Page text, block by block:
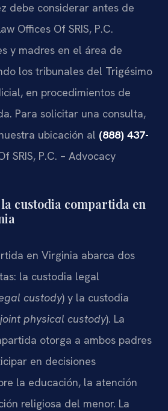
debe considerar antes de
Offices Of SRIS, P.C.
y madres en el área de
los tribunales del Trigésimo
en procedimientos de
Para solicitar una consulta,
ubicación al (888) 437-
SRIS, P.C. – Advocacy
custodia compartida en
en Virginia abarca dos
la custodia legal
custody) y la custodia
joint physical custody). La
otorga a ambos padres
en decisiones
la educación, la atención
religiosa del menor. La